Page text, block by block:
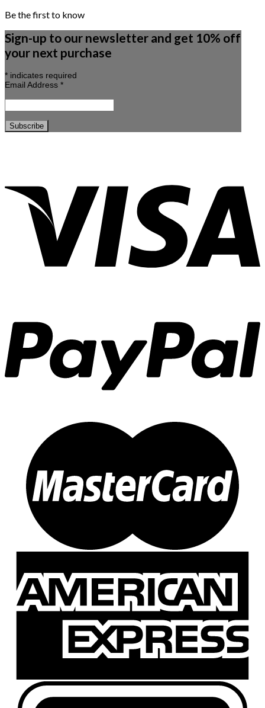
Be the first to know
Sign-up to our newsletter and get 10% off
your next purchase
* indicates required
Email Address *